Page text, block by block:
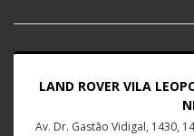
LAND ROVER VILA
Av. Dr. Gastão Vidigal, 1430,